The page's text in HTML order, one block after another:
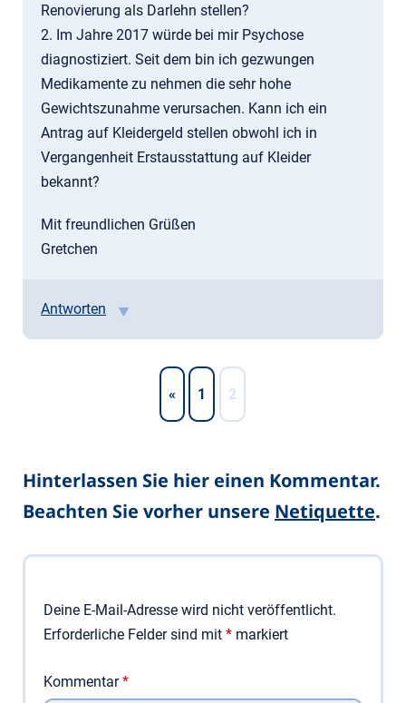
Renovierung als Darlehn stellen?
2. Im Jahre 2017 würde bei mir Psychose
diagnostiziert. Seit dem bin ich gezwungen
Medikamente zu nehmen die sehr hohe
Gewichtszunahme verursachen. Kann ich ein
Antrag auf Kleidergeld stellen obwohl ich in
Vergangenheit Erstausstattung auf Kleider
bekannt?
Mit freundlichen Grüßen
Gretchen
Antworten
« 1 2
Hinterlassen Sie hier einen Kommentar.
Beachten Sie vorher unsere Netiquette.
Deine E-Mail-Adresse wird nicht veröffentlicht.
Erforderliche Felder sind mit * markiert
Kommentar*